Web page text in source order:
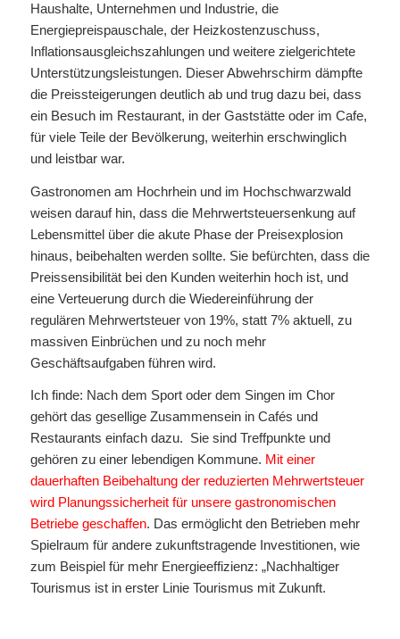
Haushalte, Unternehmen und Industrie, die
Energiepreispauschale, der Heizkostenzuschuss,
Inflationsausgleichszahlungen und weitere zielgerichtete
Unterstützungsleistungen. Dieser Abwehrschirm dämpfte
die Preissteigerungen deutlich ab und trug dazu bei, dass
ein Besuch im Restaurant, in der Gaststätte oder im Cafe,
für viele Teile der Bevölkerung, weiterhin erschwinglich
und leistbar war.
Gastronomen am Hochrhein und im Hochschwarzwald
weisen darauf hin, dass die Mehrwertsteuersenkung auf
Lebensmittel über die akute Phase der Preisexplosion
hinaus, beibehalten werden sollte. Sie befürchten, dass die
Preissensibilität bei den Kunden weiterhin hoch ist, und
eine Verteuerung durch die Wiedereinführung der
regulären Mehrwertsteuer von 19%, statt 7% aktuell, zu
massiven Einbrüchen und zu noch mehr
Geschäftsaufgaben führen wird.
Ich finde: Nach dem Sport oder dem Singen im Chor
gehört das gesellige Zusammensein in Cafés und
Restaurants einfach dazu. Sie sind Treffpunkte und
gehören zu einer lebendigen Kommune. Mit einer
dauerhaften Beibehaltung der reduzierten Mehrwertsteuer
wird Planungssicherheit für unsere gastronomischen
Betriebe geschaffen. Das ermöglicht den Betrieben mehr
Spielraum für andere zukunftstragende Investitionen, wie
zum Beispiel für mehr Energieeffizienz: „Nachhaltiger
Tourismus ist in erster Linie Tourismus mit Zukunft.